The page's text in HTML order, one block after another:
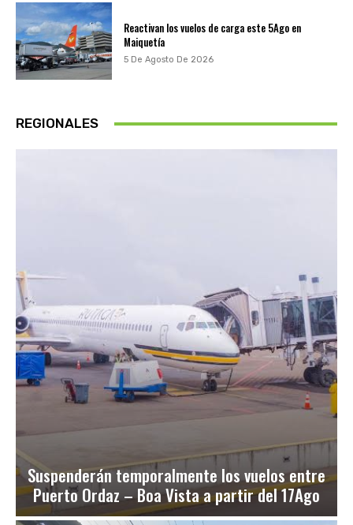
Reactivan los vuelos de carga este 5Ago en
Maiquetía
5 De Agosto De 2026
REGIONALES
Suspenderán temporalmente los vuelos entre
Puerto Ordaz – Boa Vista a partir del 17Ago